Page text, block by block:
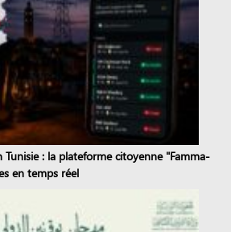
Tunisie : la plateforme citoyenne "Famma-
en temps réel